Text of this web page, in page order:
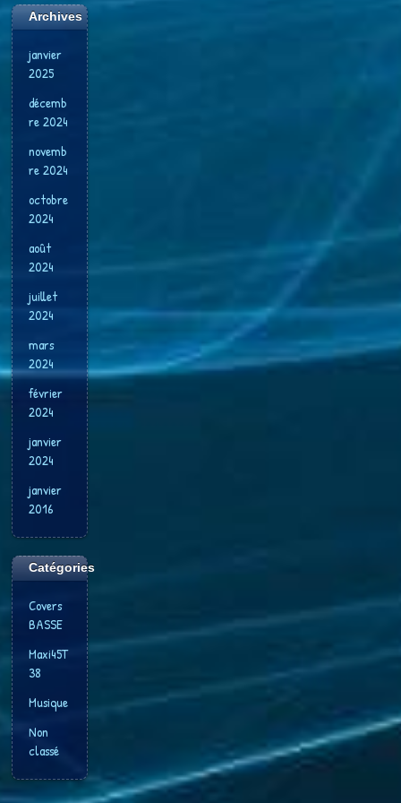
Archives
janvier
2025
décemb
re 2024
novemb
re 2024
octobre
2024
août
2024
juillet
2024
mars
2024
février
2024
janvier
2024
janvier
2016
Catégories
Covers
BASSE
Maxi45T
38
Musique
Non
classé